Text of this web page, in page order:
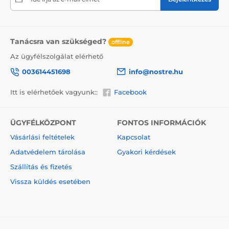
figyelmeztessük a szállítót a törékeny áruról, nem
felejtjük el a dobozra helyezni az információt a
Tanácsra van szükséged? offline
Az ügyfélszolgálat elérhető
003614451698
info@nostre.hu
Itt is elérhetőek vagyunk:: Facebook
ÜGYFÉLKÖZPONT
Vásárlási feltételek
Adatvédelem tárolása
Szállítás és fizetés
Vissza küldés esetében
FONTOS INFORMÁCIÓK
Kapcsolat
Gyakori kérdések